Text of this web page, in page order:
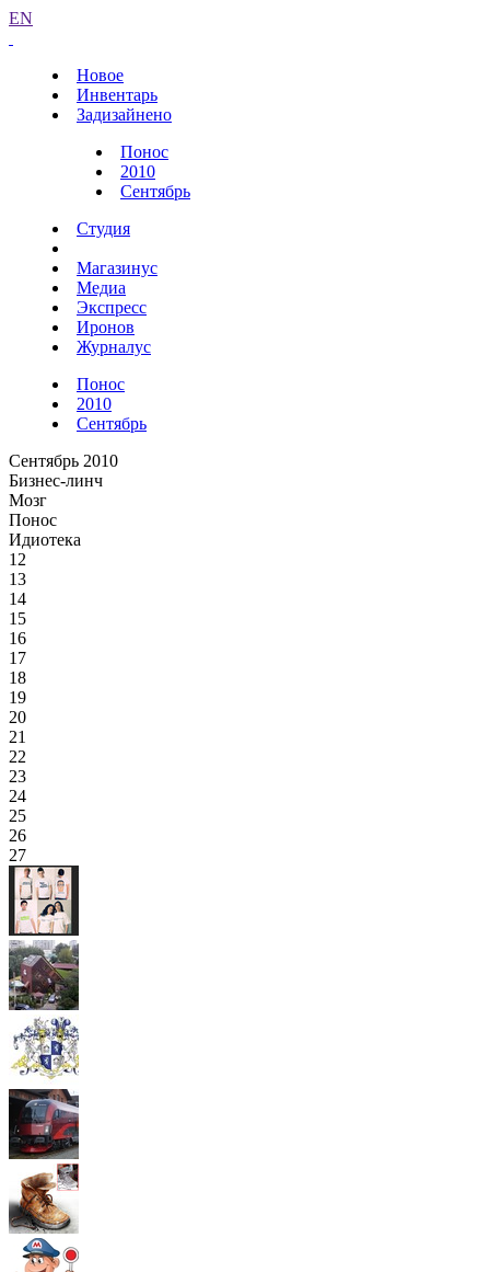
EN
Новое
Инвентарь
Задизайнено
Понос
2010
Сентябрь
Студия
Магазинус
Медиа
Экспресс
Иронов
Журналус
Понос
2010
Сентябрь
Сентябрь 2010
Бизнес-линч
Мозг
Понос
Идиотека
12
13
14
15
16
17
18
19
20
21
22
23
24
25
26
27